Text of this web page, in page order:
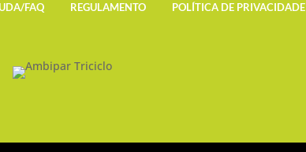
FAQ REGULAMENTO POLÍTICA DE PRIVACIDADE